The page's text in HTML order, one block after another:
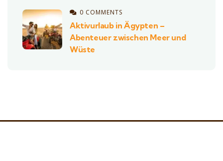
0 COMMENTS
Aktivurlaub in Ägypten –
Abenteuer zwischen Meer und
Wüste